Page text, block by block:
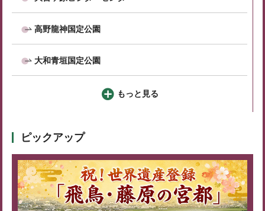
高野龍神国定公園
大和青垣国定公園
もっと見る
ピックアップ